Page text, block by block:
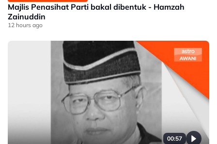
Majlis Penasihat Parti bakal dibentuk - Hamzah
Zainuddin
12 hours ago
00:57